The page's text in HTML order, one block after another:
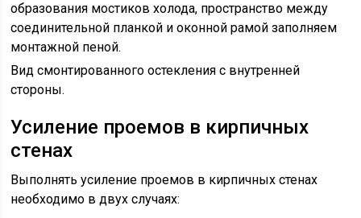
образования мостиков холода, пространство между
соединительной планкой и оконной рамой заполняем
монтажной пеной.
Вид смонтированного остекления с внутренней
стороны.
Усиление проемов в кирпичных
стенах
Выполнять усиление проемов в кирпичных стенах
необходимо в двух случаях: